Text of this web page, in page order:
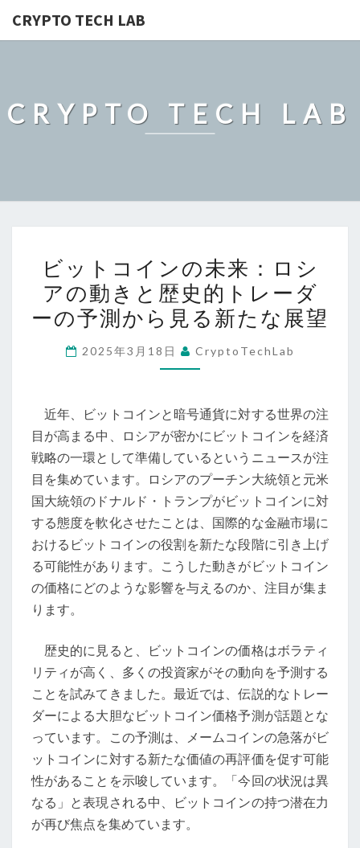
CRYPTO TECH LAB
CRYPTO TECH LAB
ッ
ト
コ
ン
来：
ロ
シ
ア
の
動
き
と
歴
ト
レ
ー
ダ
の
予
測
か
ビットコインの未来：ロシ
アの動きと歴史的トレーダ
ーの予測から見る新たな展望
2025年3月18日 CryptoTechLab
近年、ビットコインと暗号通貨に対する世界の注
目が高まる中、ロシアが密かにビットコインを経済
戦略の一環として準備しているというニュースが注
目を集めています。ロシアのプーチン大統領と元米
国大統領のドナルド・トランプがビットコインに対
する態度を軟化させたことは、国際的な金融市場に
おけるビットコインの役割を新たな段階に引き上げ
る可能性があります。こうした動きがビットコイン
の価格にどのような影響を与えるのか、注目が集ま
ります。
歴史的に見ると、ビットコインの価格はボラティ
リティが高く、多くの投資家がその動向を予測する
ことを試みてきました。最近では、伝説的なトレー
ダーによる大胆なビットコイン価格予測が話題とな
っています。この予測は、メームコインの急落がビ
ットコインに対する新たな価値の再評価を促す可能
性があることを示唆しています。「今回の状況は異
なる」と表現される中、ビットコインの持つ潜在力
が再び焦点を集めています。